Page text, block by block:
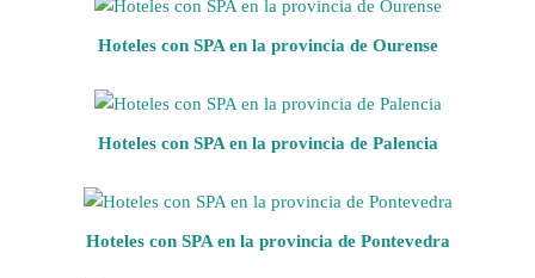
Hoteles con SPA en la provincia de Ourense
Hoteles con SPA en la provincia de Palencia
Hoteles con SPA en la provincia de Pontevedra